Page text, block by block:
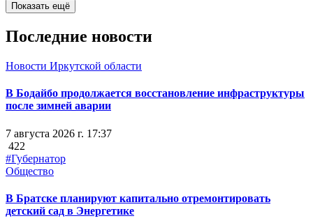
Показать ещё
Последние новости
Новости Иркутской области
В Бодайбо продолжается восстановление инфраструктуры
после зимней аварии
7 августа 2026 г. 17:37
422
#Губернатор
Общество
В Братске планируют капитально отремонтировать
детский сад в Энергетике